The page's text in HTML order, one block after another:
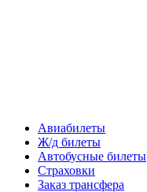
Авиабилеты
Ж/д билеты
Автобусные билеты
Страховки
Заказ трансфера